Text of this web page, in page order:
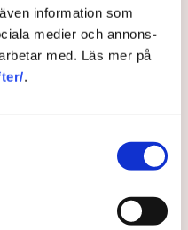
information som
medier och annons-
med. Läs mer på
.
fått mandat av
i form av
miljarder kronor. Det
för att företaget som
skulle bli billigare
högre än prissäkringen
staten.